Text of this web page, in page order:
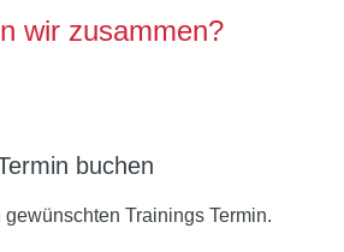
wir zusammen?
buchen
gewünschten Trainings Termin.